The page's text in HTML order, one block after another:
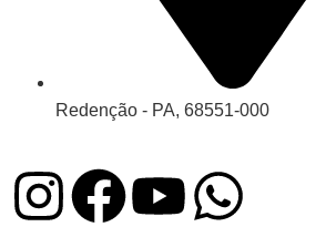
Redenção - PA, 68551-000